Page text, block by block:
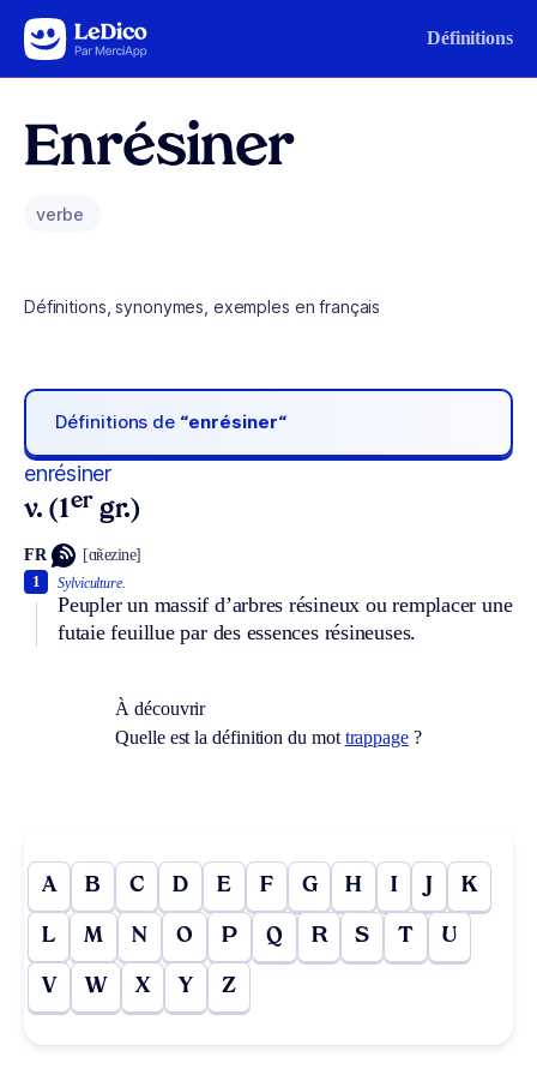
Aller au contenu Définitions
Enrésiner
verbe
Définitions, synonymes, exemples en français
Définitions de “enrésiner“
enrésiner
v. (1er gr.)
FR [ɑ̃ʀezine]
Sylviculture.
Peupler un massif d’arbres résineux ou remplacer une
futaie feuillue par des essences résineuses.
1
À découvrir
Quelle est la définition du mot trappage?
A B C D E F G H I J K
L M N O P Q R S T U
V W X Y Z